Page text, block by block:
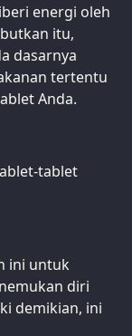
energi oleh
itu,
dasarnya
tertentu
Anda.
tablet
ini untuk
diri
demikian, ini